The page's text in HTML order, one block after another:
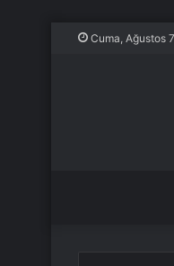
Cuma, Ağustos